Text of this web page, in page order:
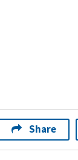
Share